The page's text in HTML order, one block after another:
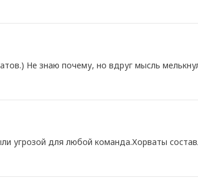
Не знаю почему, но вдруг мысль
угрозой для любой команда.Хорваты